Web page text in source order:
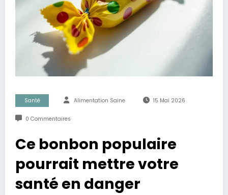
Santé Alimentation Saine 15 Mai 2026
0 Commentaires
Ce bonbon populaire
pourrait mettre votre
santé en danger